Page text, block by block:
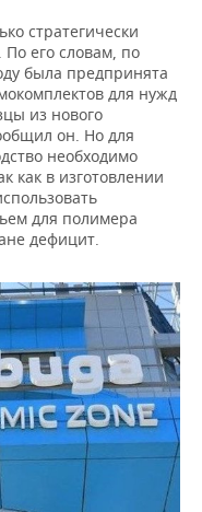
стратегически
его словам, по
была предпринята
для нужд
из нового
он. Но для
необходимо
как в изготовлении
для полимера
дефицит.